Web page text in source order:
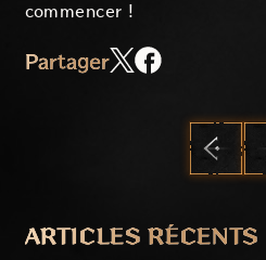
commencer !
Partager
ARTICLES RÉCENTS